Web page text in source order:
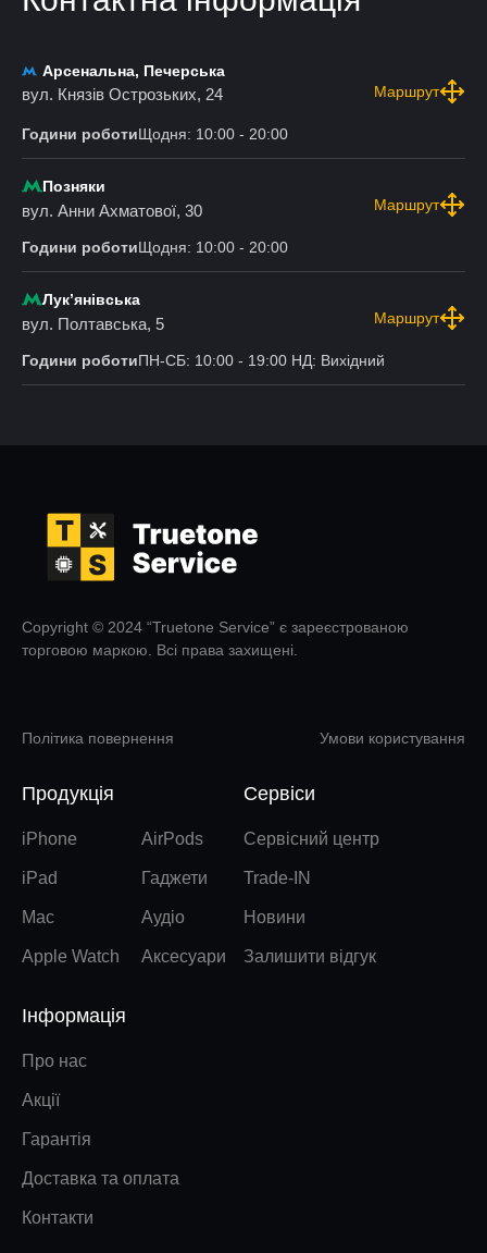
Арсенальна, Печерська
вул. Князів Острозьких, 24 Маршрут
Години роботиЩодня: 10:00 - 20:00
Позняки
вул. Анни Ахматової, 30 Маршрут
Години роботиЩодня: 10:00 - 20:00
Лукʼянівська
вул. Полтавська, 5 Маршрут
Години роботиПН-СБ: 10:00 - 19:00 НД: Вихідний
Copyright © 2024 “Truetone Service” є зареєстрованою
торговою маркою. Всі права захищені.
Політика повернення Умови користування
Продукція
iPhone
iPad
Mac
Apple Watch
AirPods
Гаджети
Аудіо
Аксесуари
Сервіси
Сервісний центр
Trade-IN
Новини
Залишити відгук
Інформація
Про нас
Акції
Гарантія
Доставка та оплата
Контакти